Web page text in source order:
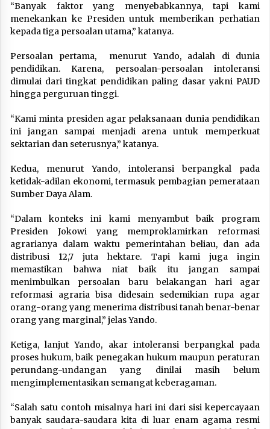
“Banyak faktor yang menyebabkannya, tapi kami
menekankan ke Presiden untuk memberikan perhatian
kepada tiga persoalan utama,” katanya.
Persoalan pertama, menurut Yando, adalah di dunia
pendidikan. Karena, persoalan-persoalan intoleransi
dimulai dari tingkat pendidikan paling dasar yakni PAUD
hingga perguruan tinggi.
“Kami minta presiden agar pelaksanaan dunia pendidikan
ini jangan sampai menjadi arena untuk memperkuat
sektarian dan seterusnya,” katanya.
Kedua, menurut Yando, intoleransi berpangkal pada
ketidak-adilan ekonomi, termasuk pembagian pemerataan
Sumber Daya Alam.
“Dalam konteks ini kami menyambut baik program
Presiden Jokowi yang memproklamirkan reformasi
agrarianya dalam waktu pemerintahan beliau, dan ada
distribusi 12,7 juta hektare. Tapi kami juga ingin
memastikan bahwa niat baik itu jangan sampai
menimbulkan persoalan baru belakangan hari agar
reformasi agraria bisa didesain sedemikian rupa agar
orang-orang yang menerima distribusi tanah benar-benar
orang yang marginal,” jelas Yando.
Ketiga, lanjut Yando, akar intoleransi berpangkal pada
proses hukum, baik penegakan hukum maupun peraturan
perundang-undangan yang dinilai masih belum
mengimplementasikan semangat keberagaman.
“Salah satu contoh misalnya hari ini dari sisi kepercayaan
banyak saudara-saudara kita di luar enam agama resmi